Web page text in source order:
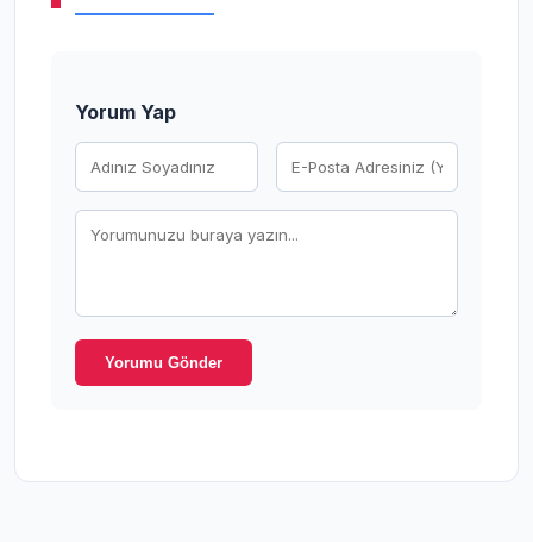
Yorum Yap
Yorumu Gönder